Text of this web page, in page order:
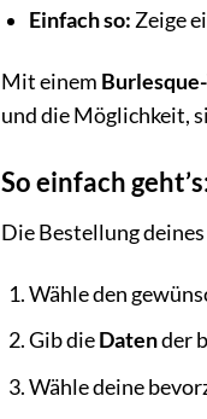
Einfach so: Zeige
Mit einem
und die Möglichkeit,
So einfach
Die Bestellung deines
Wähle den
Gib dieDatender
Wähle deine